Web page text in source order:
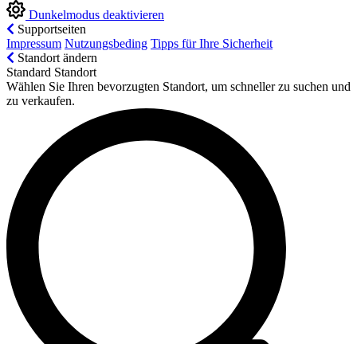
Dunkelmodus deaktivieren
Supportseiten
Impressum Nutzungsbeding Tipps für Ihre Sicherheit
Standort ändern
Standard Standort
Wählen Sie Ihren bevorzugten Standort, um schneller zu suchen und
zu verkaufen.